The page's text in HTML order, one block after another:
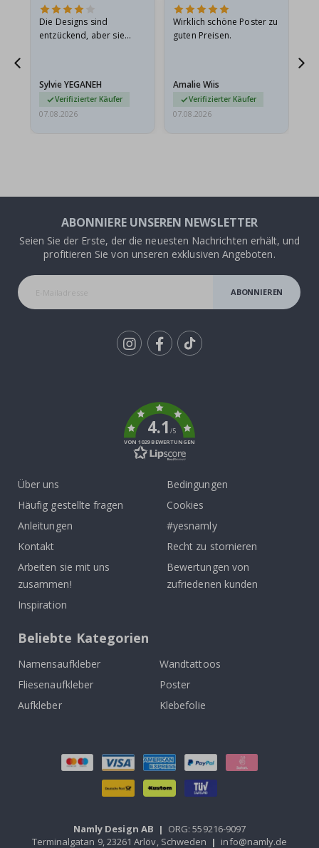
Die Designs sind
entzückend, aber sie
sie…
Sylvie YEGANEH
Verifizierter Käufer
07.08.2026
Wirklich schöne Poster zu
guten Preisen.
Amalie Wiis
Verifizierter Käufer
07.08.2026
ABONNIERE UNSEREN NEWSLETTER
Seien Sie der Erste, der die neuesten Nachrichten erhält, und
profitieren Sie von unseren exklusiven Angeboten.
ABONNIEREN
4.1/5
VON 1029 BEWERTUNGEN
Über uns
Häufig gestellte fragen
Anleitungen
Kontakt
Arbeiten sie mit uns
zusammen!
Inspiration
Bedingungen
Cookies
#yesnamly
Recht zu stornieren
Bewertungen von
zufriedenen kunden
Beliebte Kategorien
Namensaufkleber
Wandtattoos
Fliesenaufkleber
Poster
Aufkleber
Klebefolie
Namly Design AB | ORG: 559216-9097
Terminalgatan 9, 23261 Arlöv, Schweden | info@namly.de